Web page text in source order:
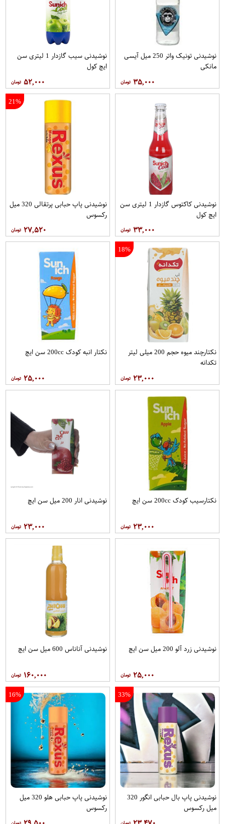
نوشیدنی تونیک واتر 250 میل آیسی
مانکی
۳۵,۰۰۰
نوشیدنی سیب گازدار 1 لیتری سن
ایچ کول
۵۲,۰۰۰
نوشیدنی کاکتوس گازدار 1 لیتری سن
ایچ کول
۳۳,۰۰۰
21%
نوشیدنی پاپ حبابی پرتقالی 320 میل
رکسوس
۲۷,۵۲۰
18%
نکتارچند میوه حجم 200 میلی لیتر
تکدانه
۲۳,۰۰۰
نکتار انبه کودک 200cc سن ايچ
۲۵,۰۰۰
نکتارسیب کودک 200cc سن ايچ
۲۳,۰۰۰
نوشیدنی انار 200 میل سن ایچ
۲۳,۰۰۰
نوشیدنی زرد آلو 200 میل سن ایچ
۲۵,۰۰۰
نوشیدنی آناناس 600 میل سن ایچ
۱۶۰,۰۰۰
33%
نوشیدنی پاپ بال حبابی انگور 320
میل رکسوس
16%
نوشیدنی پاپ حبابی هلو 320 میل
رکسوس